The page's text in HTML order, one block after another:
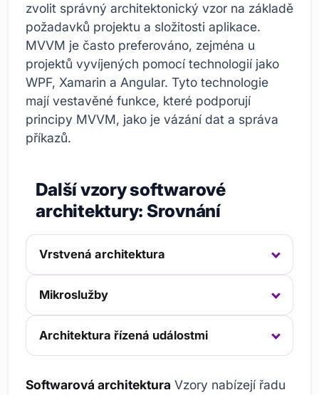
zvolit správný architektonický vzor na základě
požadavků projektu a složitosti aplikace.
MVVM je často preferováno, zejména u
projektů vyvíjených pomocí technologií jako
WPF, Xamarin a Angular. Tyto technologie
mají vestavěné funkce, které podporují
principy MVVM, jako je vázání dat a správa
příkazů.
Další vzory softwarové
architektury: Srovnání
Vrstvená architektura
Mikroslužby
Architektura řízená událostmi
Softwarová architektura Vzory nabízejí řadu